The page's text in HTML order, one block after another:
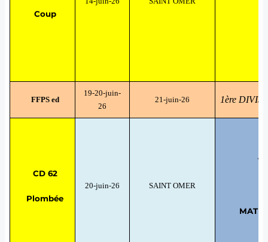
Coup
FFPS ed
19-20-juin-
26
21-juin-26 1ère
CD 62
Plombée
20-juin-26 SAINT OMER